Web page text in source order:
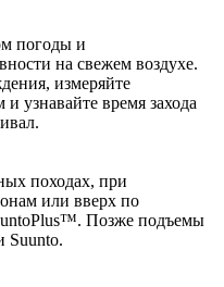
погоды и
на свежем воздухе.
измеряйте
узнавайте время захода
походах, при
или вверх по
Позже подъемы
Suunto.